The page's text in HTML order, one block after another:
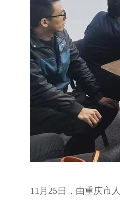
11月25日，由重庆市